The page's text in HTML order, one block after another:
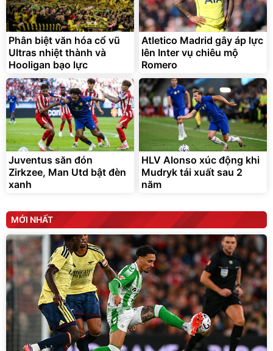
Lót ghế ôtô, nâng lưng
chống nóng giúp thoải mái
trong di chuyển
295.000đ
Đã bán nhiều
Phân biệt văn hóa cổ vũ
Ultras nhiệt thành và
Hooligan bạo lực
Atletico Madrid gây áp lực
lên Inter vụ chiêu mộ
Romero
Juventus săn đón
Zirkzee, Man Utd bật đèn
xanh
HLV Alonso xúc động khi
Mudryk tái xuất sau 2
năm
MỚI NHẤT